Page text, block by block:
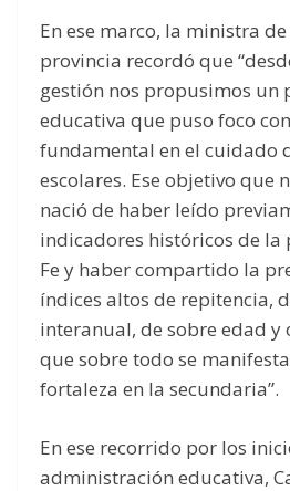
En ese marco, la ministra
provincia recordó que
gestión nos propusimos un
educativa que puso foco
fundamental en el cuidado
escolares. Ese objetivo que
nació de haber leído
indicadores históricos de la
Fe y haber compartido la
índices altos de repitencia,
interanual, de sobre edad y
que sobre todo se
fortaleza en la secundaria”.
En ese recorrido por los
administración educativa,